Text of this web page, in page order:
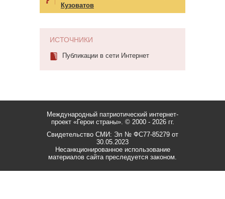
Кузоватов
ИСТОЧНИКИ
Публикации в сети Интернет
Международный патриотический интернет-
проект «Герои страны». © 2000 - 2026 гг.
Свидетельство СМИ: Эл № ФС77-85279 от
30.05.2023
Несанкционированное использование
материалов сайта преследуется законом.